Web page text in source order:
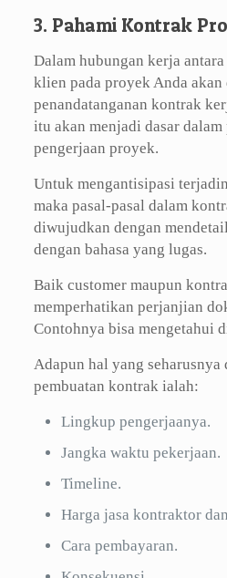
3. Pahami Kontrak
Dalam hubungan kerja
klien pada proyek Anda
penandatanganan kontrak
itu akan menjadi dasar dalam
pengerjaan proyek.
Untuk mengantisipasi
maka pasal-pasal dalam
diwujudkan dengan
dengan bahasa yang lugas.
Baik customer maupun
memperhatikan perjanjian
Contohnya bisa mengetahui
Adapun hal yang seharusnya
pembuatan kontrak ialah:
Lingkup pengerjaanya.
Jangka waktu pekerjaan.
Timeline.
Harga jasa kontraktor
Cara pembayaran.